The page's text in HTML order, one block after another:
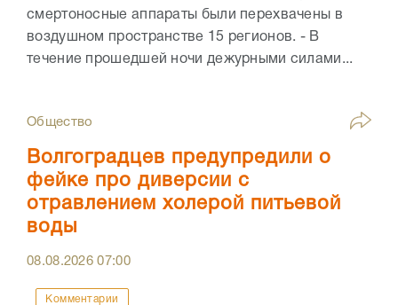
смертоносные аппараты были перехвачены в
воздушном пространстве 15 регионов. - В
течение прошедшей ночи дежурными силами...
Общество
Волгоградцев предупредили о
фейке про диверсии с
отравлением холерой питьевой
воды
08.08.202607:00
Комментарии